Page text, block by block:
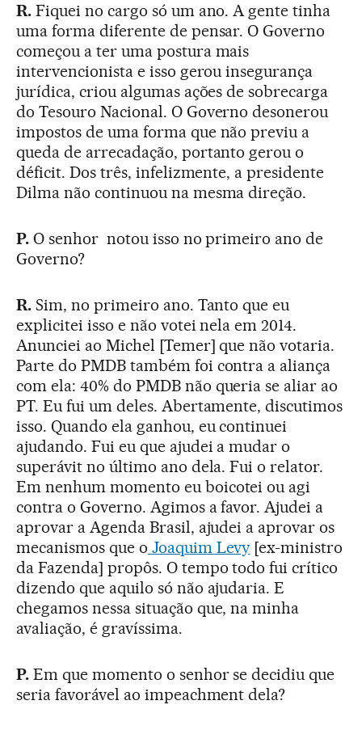
R. Fiquei no cargo só um ano. A gente tinha
uma forma diferente de pensar. O Governo
começou a ter uma postura mais
intervencionista e isso gerou insegurança
jurídica, criou algumas ações de sobrecarga
do Tesouro Nacional. O Governo desonerou
impostos de uma forma que não previu a
queda de arrecadação, portanto gerou o
déficit. Dos três, infelizmente, a presidente
Dilma não continuou na mesma direção.
P. O senhor notou isso no primeiro ano de
Governo?
R. Sim, no primeiro ano. Tanto que eu
explicitei isso e não votei nela em 2014.
Anunciei ao Michel [Temer] que não votaria.
Parte do PMDB também foi contra a aliança
com ela: 40% do PMDB não queria se aliar ao
PT. Eu fui um deles. Abertamente, discutimos
isso. Quando ela ganhou, eu continuei
ajudando. Fui eu que ajudei a mudar o
superávit no último ano dela. Fui o relator.
Em nenhum momento eu boicotei ou agi
contra o Governo. Agimos a favor. Ajudei a
aprovar a Agenda Brasil, ajudei a aprovar os
mecanismos que o Joaquim Levy [ex-ministro
da Fazenda] propôs. O tempo todo fui crítico
dizendo que aquilo só não ajudaria. E
chegamos nessa situação que, na minha
avaliação, é gravíssima.
P. Em que momento o senhor se decidiu que
seria favorável ao impeachment dela?